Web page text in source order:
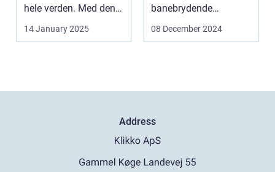
hele verden. Med den
14 January 2025
banebrydende
innovation inden for
08 December 2024
Address